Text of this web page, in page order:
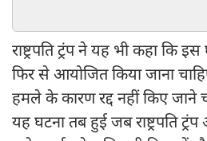
राष्ट्रपति ट्रंप ने यह भी कहा कि
फिर से आयोजित किया जाना
हमले के कारण रद्द नहीं किए जाने
यह घटना तब हुई जब राष्ट्रपति